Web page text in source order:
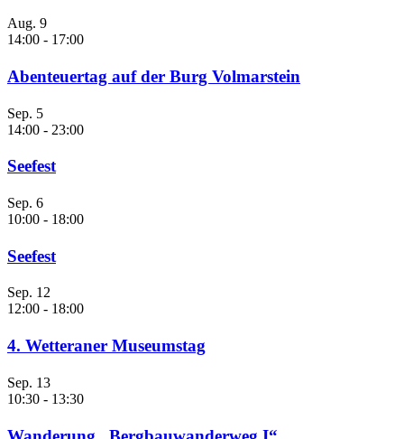
Aug. 9
14:00 - 17:00
Abenteuertag auf der Burg Volmarstein
Sep. 5
14:00 - 23:00
Seefest
Sep. 6
10:00 - 18:00
Seefest
Sep. 12
12:00 - 18:00
4. Wetteraner Museumstag
Sep. 13
10:30 - 13:30